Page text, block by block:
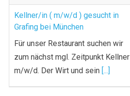
Kellner/in ( m/w/d ) gesucht in
Grafing bei München
Für unser Restaurant suchen wir
zum nächst mgl. Zeitpunkt Kellner
m/w/d. Der Wirt und sein [...]